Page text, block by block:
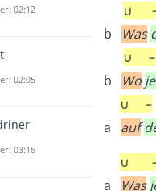
∪
b
Was
∪ –
b
Wo
∪ –
a
auf
∪
a
Was
02:12
02:05
03:16